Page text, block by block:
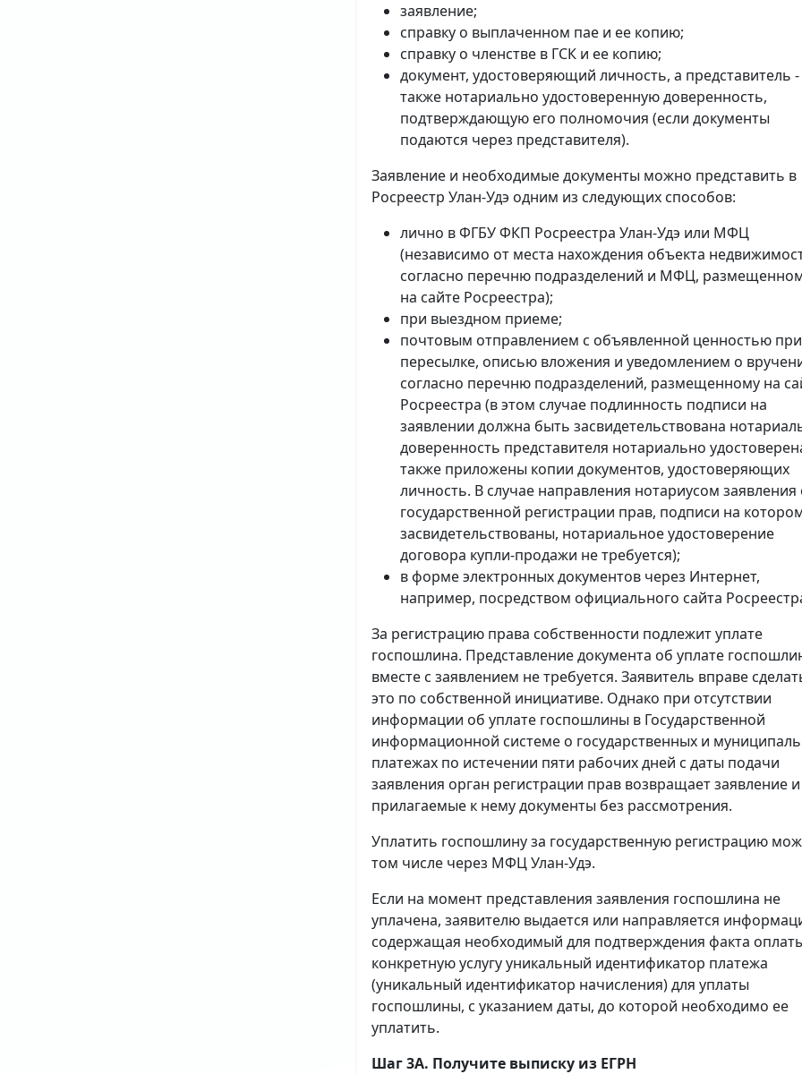
заявление;
справку о выплаченном пае и ее копию;
справку о членстве в ГСК и ее копию;
документ, удостоверяющий личность, а представитель -
также нотариально удостоверенную доверенность,
подтверждающую его полномочия (если документы
подаются через представителя).
Заявление и необходимые документы можно представить в
Росреестр Улан-Удэ одним из следующих способов:
лично в ФГБУ ФКП Росреестра Улан-Удэ или МФЦ
(независимо от места нахождения объекта
согласно перечню подразделений и МФЦ,
на сайте Росреестра);
при выездном приеме;
почтовым отправлением с объявленной ценностью при
пересылке, описью вложения и уведомлением о
согласно перечню подразделений, размещенному на
Росреестра (в этом случае подлинность подписи на
заявлении должна быть засвидетельствована
доверенность представителя нотариально
также приложены копии документов, удостоверяющих
личность. В случае направления нотариусом заявления
государственной регистрации прав, подписи на
засвидетельствованы, нотариальное удостоверение
договора купли-продажи не требуется);
в форме электронных документов через Интернет,
например, посредством официального сайта
За регистрацию права собственности подлежит уплате
госпошлина. Представление документа об уплате
вместе с заявлением не требуется. Заявитель вправе
это по собственной инициативе. Однако при отсутствии
информации об уплате госпошлины в Государственной
информационной системе о государственных и
платежах по истечении пяти рабочих дней с даты подачи
заявления орган регистрации прав возвращает заявление и
прилагаемые к нему документы без рассмотрения.
Уплатить госпошлину за государственную регистрацию
том числе через МФЦ Улан-Удэ.
Если на момент представления заявления госпошлина не
уплачена, заявителю выдается или направляется
содержащая необходимый для подтверждения факта
конкретную услугу уникальный идентификатор платежа
(уникальный идентификатор начисления) для уплаты
госпошлины, с указанием даты, до которой необходимо ее
уплатить.
Шаг 3А. Получите выписку из ЕГРН